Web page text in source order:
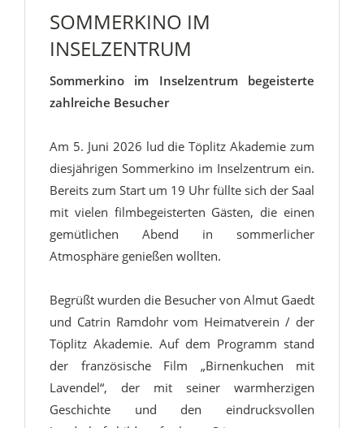
SOMMERKINO IM
INSELZENTRUM
Sommerkino im Inselzentrum begeisterte
zahlreiche Besucher
Am 5. Juni 2026 lud die Töplitz Akademie zum
diesjährigen Sommerkino im Inselzentrum ein.
Bereits zum Start um 19 Uhr füllte sich der Saal
mit vielen filmbegeisterten Gästen, die einen
gemütlichen Abend in sommerlicher
Atmosphäre genießen wollten.
Begrüßt wurden die Besucher von Almut Gaedt
und Catrin Ramdohr vom Heimatverein / der
Töplitz Akademie. Auf dem Programm stand
der französische Film „Birnenkuchen mit
Lavendel“, der mit seiner warmherzigen
Geschichte und den eindrucksvollen